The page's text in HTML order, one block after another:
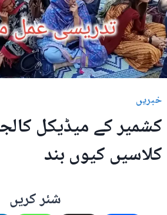
خبریں
کشمیر کے میڈیکل
کلاسیں کیوں بند
شئر کریں